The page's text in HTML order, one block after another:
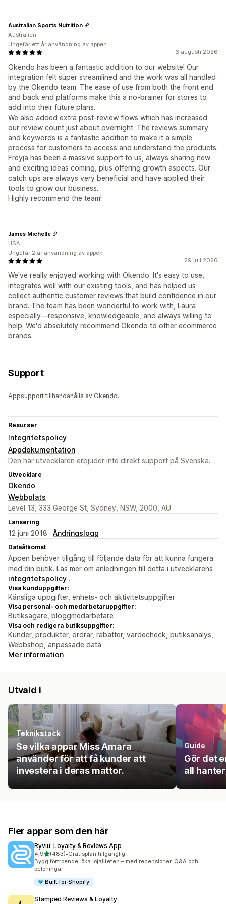
6 augusti 2026
Okendo has been a fantastic addition to our website! Our
integration felt super streamlined and the work was all handled
by the Okendo team. The ease of use from both the front end
and back end platforms make this a no-brainer for stores to
add into their future plans.
We also added extra post-review flows which has increased
our review count just about overnight. The reviews summary
and keywords is a fantastic addition to make it a simple
process for customers to access and understand the products.
Freyja has been a massive support to us, always sharing new
and exciting ideas coming, plus offering growth aspects. Our
catch ups are always very beneficial and have applied their
tools to grow our business.
Highly recommend the team!
Australian Sports Nutrition
Australien
Ungefär ett år användning av appen
29 juli 2026
We've really enjoyed working with Okendo. It's easy to use,
integrates well with our existing tools, and has helped us
collect authentic customer reviews that build confidence in our
brand. The team has been wonderful to work with, Laura
especially—responsive, knowledgeable, and always willing to
help. We'd absolutely recommend Okendo to other ecommerce
brands.
James Michelle
USA
Ungefär 2 år användning av appen
Support
Appsupport tillhandahålls av Okendo.
Resurser
Integritetspolicy
Appdokumentation
Den här utvecklaren erbjuder inte direkt support på Svenska.
Utvecklare
Okendo
Webbplats
Level 13, 333 George St, Sydney, NSW, 2000, AU
Lansering
12 juni 2018 · Ändringslogg
Dataåtkomst
Appen behöver tillgång till följande data för att kunna fungera
med din butik. Läs mer om anledningen till detta i utvecklarens
integritetspolicy .
Visa kunduppgifter:
Känsliga uppgifter, enhets- och aktivitetsuppgifter
Visa personal- och medarbetaruppgifter:
Butiksägare, bloggmedarbetare
Visa och redigera butiksuppgifter:
Kunder, produkter, ordrar, rabatter, värdecheck, butiksanalys,
Webbshop, anpassade data
Mer information
Utvald i
Teknikstack
Se vilka appar Miss Amara
använder för att få kunder att
investera i deras mattor.
Guide
Gör det
all
Fler appar som den här
Ryviu: Loyalty & Reviews App
4,9av 5 stjärnor
(483)
483 recensioner totalt
•Gratisplan tillgänglig
Bygg förtroende, öka lojaliteten – med recensioner, Q&A och
belöningar
Built for Shopify
Stamped Reviews & Loyalty